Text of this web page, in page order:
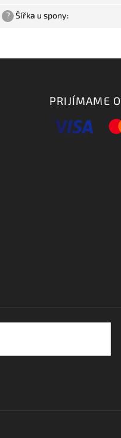
? Šířka u spony:
PRIJÍMAME